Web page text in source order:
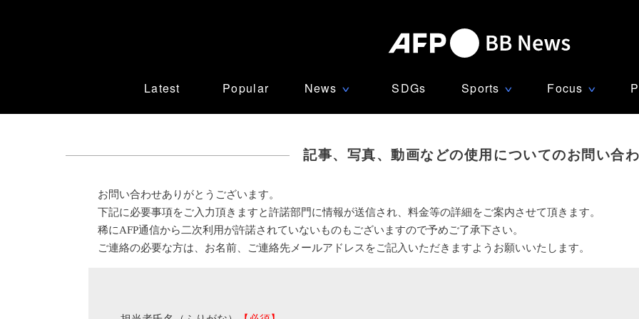
Latest Popular News ∨ SDGs Sports ∨ Focus ∨
記事、写真、動画などの使用についてのお問い合
お問い合わせありがとうございます。
下記に必要事項をご入力頂きますと許諾部門に情報が送信され、料金等の詳細をご案内させて頂きます。
稀にAFP通信から二次利用が許諾されていないものもございますので予めご了承下さい。
ご連絡の必要な方は、お名前、ご連絡先メールアドレスをご記入いただきますようお願いいたします。